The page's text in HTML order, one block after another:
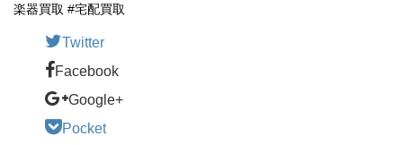
楽器買取 #宅配買取
Twitter
Facebook
Google+
Pocket